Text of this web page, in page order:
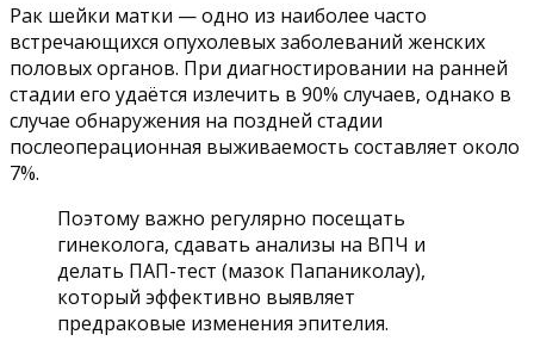
Рак шейки матки — одно из наиболее часто
встречающихся опухолевых заболеваний женских
половых органов. При диагностировании на ранней
стадии его удаётся излечить в 90% случаев, однако в
случае обнаружения на поздней стадии
послеоперационная выживаемость составляет около
7%.
Поэтому важно регулярно посещать
гинеколога, сдавать анализы на ВПЧ и
делать ПАП-тест (мазок Папаниколау),
который эффективно выявляет
предраковые изменения эпителия.